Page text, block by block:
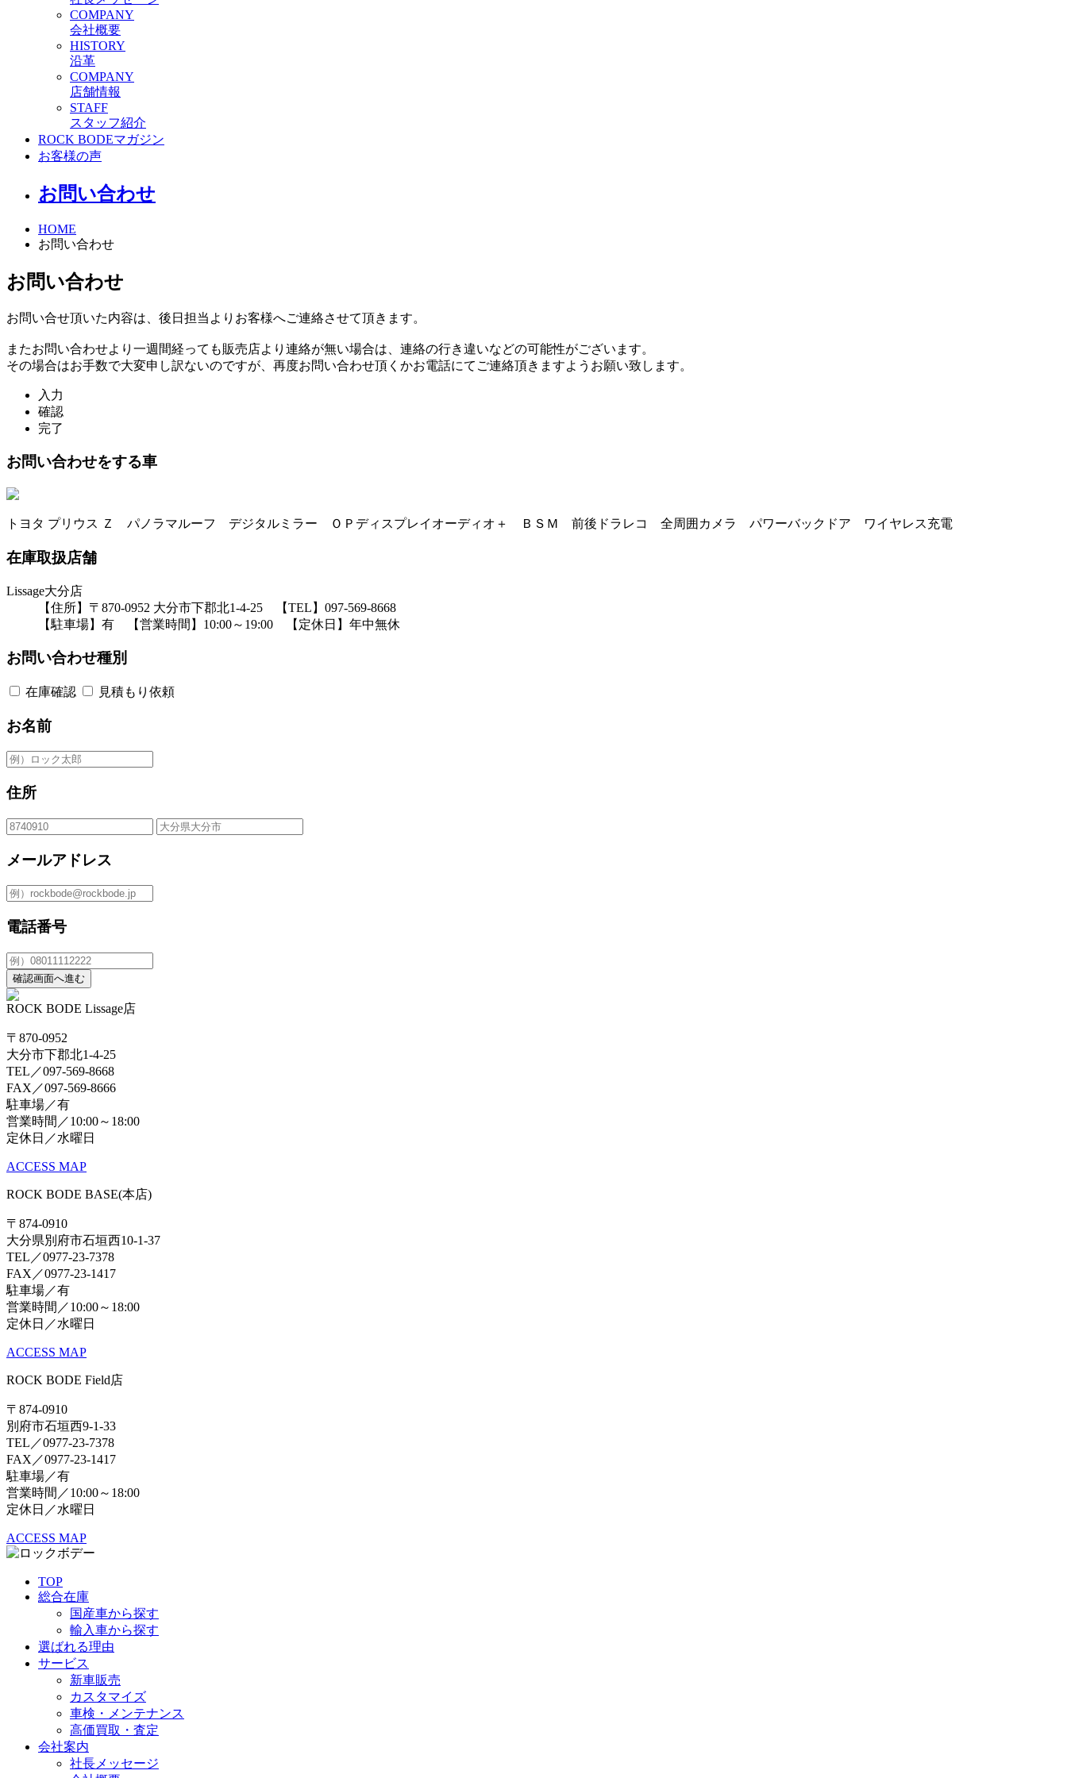
COMPANY
会社概要
HISTORY
沿革
COMPANY
店舗情報
STAFF
スタッフ紹介
ROCK BODEマガジン
お客様の声
お問い合わせ
HOME
お問い合わせ
お問い合わせ
お問い合せ頂いた内容は、後日担当よりお客様へご連絡させて頂きます。
またお問い合わせより一週間経っても販売店より連絡が無い場合は、連絡の行き違いなどの可能性がございます。
その場合はお手数で大変申し訳ないのですが、再度お問い合わせ頂くかお電話にてご連絡頂きますようお願い致します。
入力
確認
完了
お問い合わせをする車
トヨタ プリウス Ｚ パノラマルーフ デジタルミラー ＯＰディスプレイオーディオ＋ ＢＳＭ 前後ドラレコ 全周囲カメラ パワーバックドア ワイヤレス充電
在庫取扱店舗
Lissage大分店
【住所】〒870-0952 大分市下郡北1-4-25 【TEL】097-569-8668
【駐車場】有 【営業時間】10:00～19:00 【定休日】年中無休
お問い合わせ種別
在庫確認 見積もり依頼
お名前
住所
メールアドレス
電話番号
確認画面へ進む
ROCK BODE Lissage店
〒870-0952
大分市下郡北1-4-25
TEL／097-569-8668
FAX／097-569-8666
駐車場／有
営業時間／10:00～18:00
定休日／水曜日
ACCESS MAP
ROCK BODE BASE(本店)
〒874-0910
大分県別府市石垣西10-1-37
TEL／0977-23-7378
FAX／0977-23-1417
駐車場／有
営業時間／10:00～18:00
定休日／水曜日
ACCESS MAP
ROCK BODE Field店
〒874-0910
別府市石垣西9-1-33
TEL／0977-23-7378
FAX／0977-23-1417
駐車場／有
営業時間／10:00～18:00
定休日／水曜日
ACCESS MAP
TOP
総合在庫
国産車から探す
輸入車から探す
選ばれる理由
サービス
新車販売
カスタマイズ
車検・メンテナンス
高価買取・査定
会社案内
社長メッセージ